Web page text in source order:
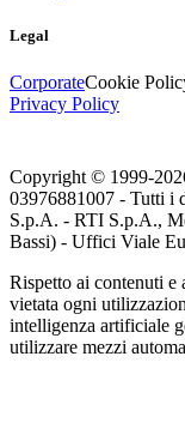
Legal
CorporateCookie
Privacy Policy
Copyright © 1999-
03976881007 - Tutti i
S.p.A. - RTI S.p.A.,
Bassi) - Uffici Viale
Rispetto ai contenuti e
vietata ogni
intelligenza artificiale
utilizzare mezzi